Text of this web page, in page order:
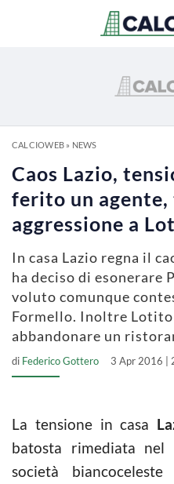
CALCIOWEB» NEWS
Caos Lazio,
ferito un
aggressione a
In casa Lazio regna il
ha deciso di esonerare
voluto comunque
Formello. Inoltre
abbandonare un
di Federico Gottero 3 Apr 2016 |
La tensione in casa
batosta rimediata
società